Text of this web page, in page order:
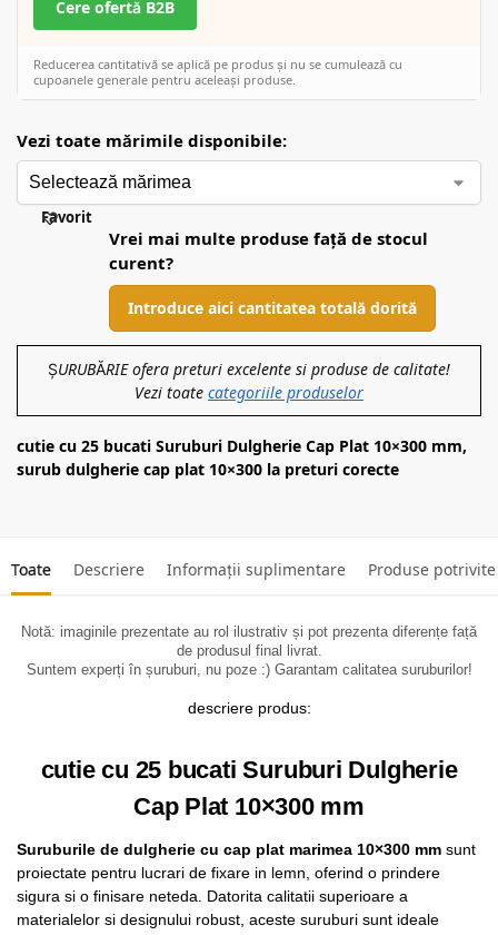
Cere ofertă B2B
Reducerea cantitativă se aplică pe produs și nu se cumulează cu
cupoanele generale pentru aceleași produse.
Vezi toate mărimile disponibile:
Favorit
Vrei mai multe produse față de stocul
curent?
Introduce aici cantitatea totală dorită
ȘURUBĂRIE ofera preturi excelente si produse de calitate!
Vezi toate categoriile produselor
cutie cu 25 bucati Suruburi Dulgherie Cap Plat 10×300 mm,
surub dulgherie cap plat 10×300 la preturi corecte
Toate Descriere Informații suplimentare Produse potrivite
Notă: imaginile prezentate au rol ilustrativ și pot prezenta diferențe față
de produsul final livrat.
Suntem experți în șuruburi, nu poze :) Garantam calitatea suruburilor!
descriere produs:
cutie cu 25 bucati Suruburi Dulgherie
Cap Plat 10×300 mm
Suruburile de dulgherie cu cap plat marimea 10×300 mm sunt
proiectate pentru lucrari de fixare in lemn, oferind o prindere
sigura si o finisare neteda. Datorita calitatii superioare a
materialelor si designului robust, aceste suruburi sunt ideale